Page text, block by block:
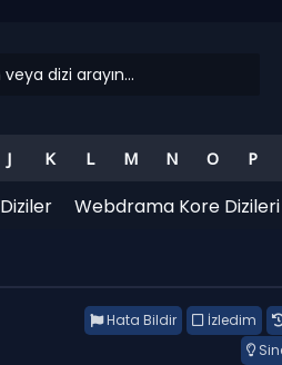
J K L M N O P
Diziler Webdrama Kore Dizileri
İzledim
Hata Bildir